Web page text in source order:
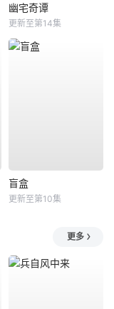
幽宅奇谭
更新至第14集
盲盒
更新至第10集
更多